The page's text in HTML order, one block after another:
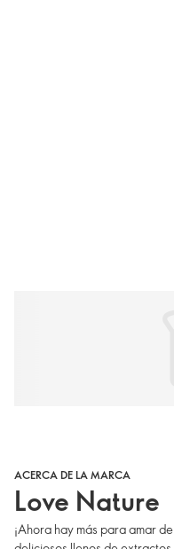
ACERCA DE LA MARCA
Love Nature
¡Ahora hay más para amar